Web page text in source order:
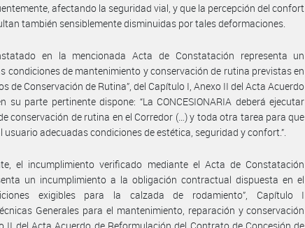
afectando la seguridad vial, y que la percepción del confort
también sensiblemente disminuidas por tales deformaciones.
en la mencionada Acta de Constatación representa un
condiciones de mantenimiento y conservación de rutina previstas en
de Conservación de Rutina”, del Capítulo I, Anexo II del Acta Acuerdo
su parte pertinente dispone: “La CONCESIONARIA deberá ejecutar
conservación de rutina en el Corredor (…) y toda otra tarea para que
usuario adecuadas condiciones de estética, seguridad y confort.”.
el incumplimiento verificado mediante el Acta de Constatación
un incumplimiento a la obligación contractual dispuesta en el
exigibles para la calzada de rodamiento”, Capítulo I
Generales para el mantenimiento, reparación y conservación